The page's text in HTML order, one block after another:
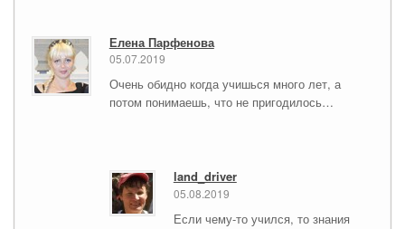
Елена Парфенова
05.07.2019
Очень обидно когда учишься много лет, а
потом понимаешь, что не пригодилось…
land_driver
05.08.2019
Если чему-то учился, то знания